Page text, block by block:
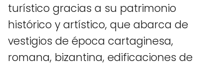
turístico gracias a su patrimonio
histórico y artístico, que abarca de
vestigios de época cartaginesa,
romana, bizantina, edificaciones de